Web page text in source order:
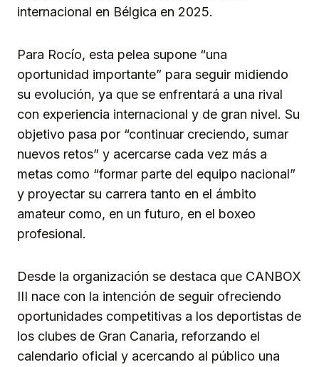
internacional en Bélgica en 2025.
Para Rocío, esta pelea supone “una
oportunidad importante” para seguir midiendo
su evolución, ya que se enfrentará a una rival
con experiencia internacional y de gran nivel. Su
objetivo pasa por “continuar creciendo, sumar
nuevos retos” y acercarse cada vez más a
metas como “formar parte del equipo nacional”
y proyectar su carrera tanto en el ámbito
amateur como, en un futuro, en el boxeo
profesional.
Desde la organización se destaca que CANBOX
III nace con la intención de seguir ofreciendo
oportunidades competitivas a los deportistas de
los clubes de Gran Canaria, reforzando el
calendario oficial y acercando al público una